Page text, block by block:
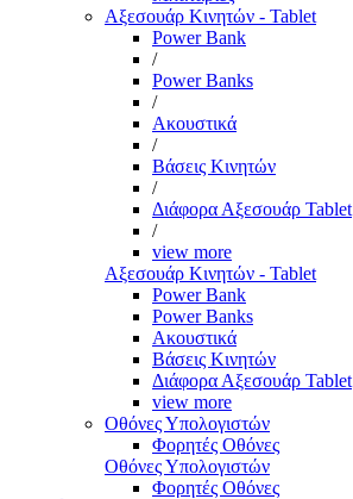
Αξεσουάρ Κινητών - Tablet
Power Bank
/
Power Banks
/
Ακουστικά
/
Βάσεις Κινητών
/
Διάφορα Αξεσουάρ Tablet
/
view more
Αξεσουάρ Κινητών - Tablet
Power Bank
Power Banks
Ακουστικά
Βάσεις Κινητών
Διάφορα Αξεσουάρ Tablet
view more
Οθόνες Υπολογιστών
Φορητές Οθόνες
Οθόνες Υπολογιστών
Φορητές Οθόνες